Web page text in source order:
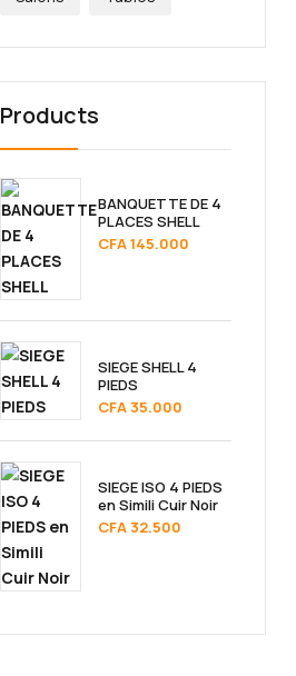
Products
BANQUETTE DE 4
PLACES SHELL
CFA145.000
SIEGE SHELL 4
PIEDS
CFA35.000
SIEGE ISO 4 PIEDS
en Simili Cuir Noir
CFA32.500